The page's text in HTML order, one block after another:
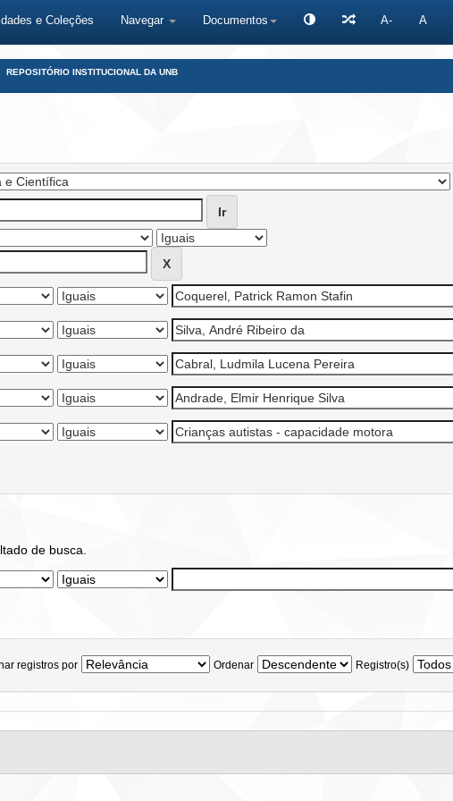
e Coleções Navegar Documentos A- A
REPOSITÓRIO INSTITUCIONAL DA UNB
de busca.
registros por Ordenar Registro(s)